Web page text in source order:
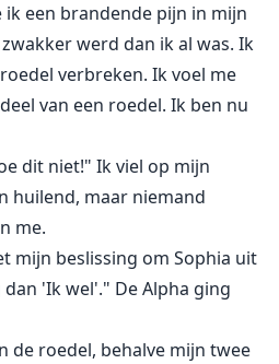
was. Maar tot haar
haar niet alleen, ze
op haar oude roedel
aangedaan...
ik een brandende pijn in mijn
werd dan ik al was. Ik
verbreken. Ik voel me
van een roedel. Ik ben nu
dit niet!" Ik viel op mijn
huilend, maar niemand
me.
mijn beslissing om Sophia uit
'Ik wel'." De Alpha ging
de roedel, behalve mijn twee